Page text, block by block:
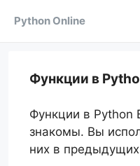
Python Online
Функции в
Функции в
знакомы. Вы
них в предыдущих